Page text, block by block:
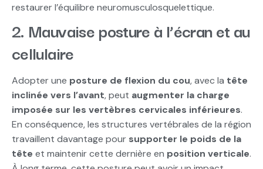
restaurer l’équilibre neuromusculosquelettique.
2. Mauvaise posture à l’écran et au
cellulaire
Adopter une posture de flexion du cou, avec la tête
inclinée vers l’avant, peut augmenter la charge
imposée sur les vertèbres cervicales inférieures.
En conséquence, les structures vertébrales de la région
travaillent davantage pour supporter le poids de la
tête et maintenir cette dernière en position verticale.